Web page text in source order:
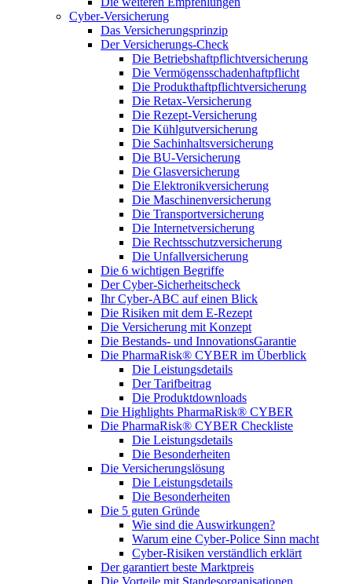
Cyber-Versicherung
Das Versicherungsprinzip
Der Versicherungs-Check
Die Betriebshaftpflichtversicherung
Die Vermögensschadenhaftpflicht
Die Produkthaftpflichtversicherung
Die Retax-Versicherung
Die Rezept-Versicherung
Die Kühlgutversicherung
Die Sachinhaltsversicherung
Die BU-Versicherung
Die Glasversicherung
Die Elektronikversicherung
Die Maschinenversicherung
Die Transportversicherung
Die Internetversicherung
Die Rechtsschutzversicherung
Die Unfallversicherung
Die 6 wichtigen Begriffe
Der Cyber-Sicher­heits­check
Ihr Cyber-ABC auf einen Blick
Die Risiken mit dem E-Rezept
Die Versicherung mit Konzept
Die Bestands- und InnovationsGarantie
Die PharmaRisk® CYBER im Überblick
Die Leistungsdetails
Der Tarifbeitrag
Die Produktdownloads
Die Highlights PharmaRisk® CYBER
Die PharmaRisk® CYBER Checkliste
Die Leistungsdetails
Die Besonderheiten
Die Versicherungslösung
Die Leistungsdetails
Die Besonderheiten
Die 5 guten Gründe
Wie sind die Auswirkungen?
Warum eine Cyber-Police Sinn macht
Cyber-Risiken verständlich erklärt
Der garantiert beste Marktpreis
Die Vorteile mit Standesorganisationen